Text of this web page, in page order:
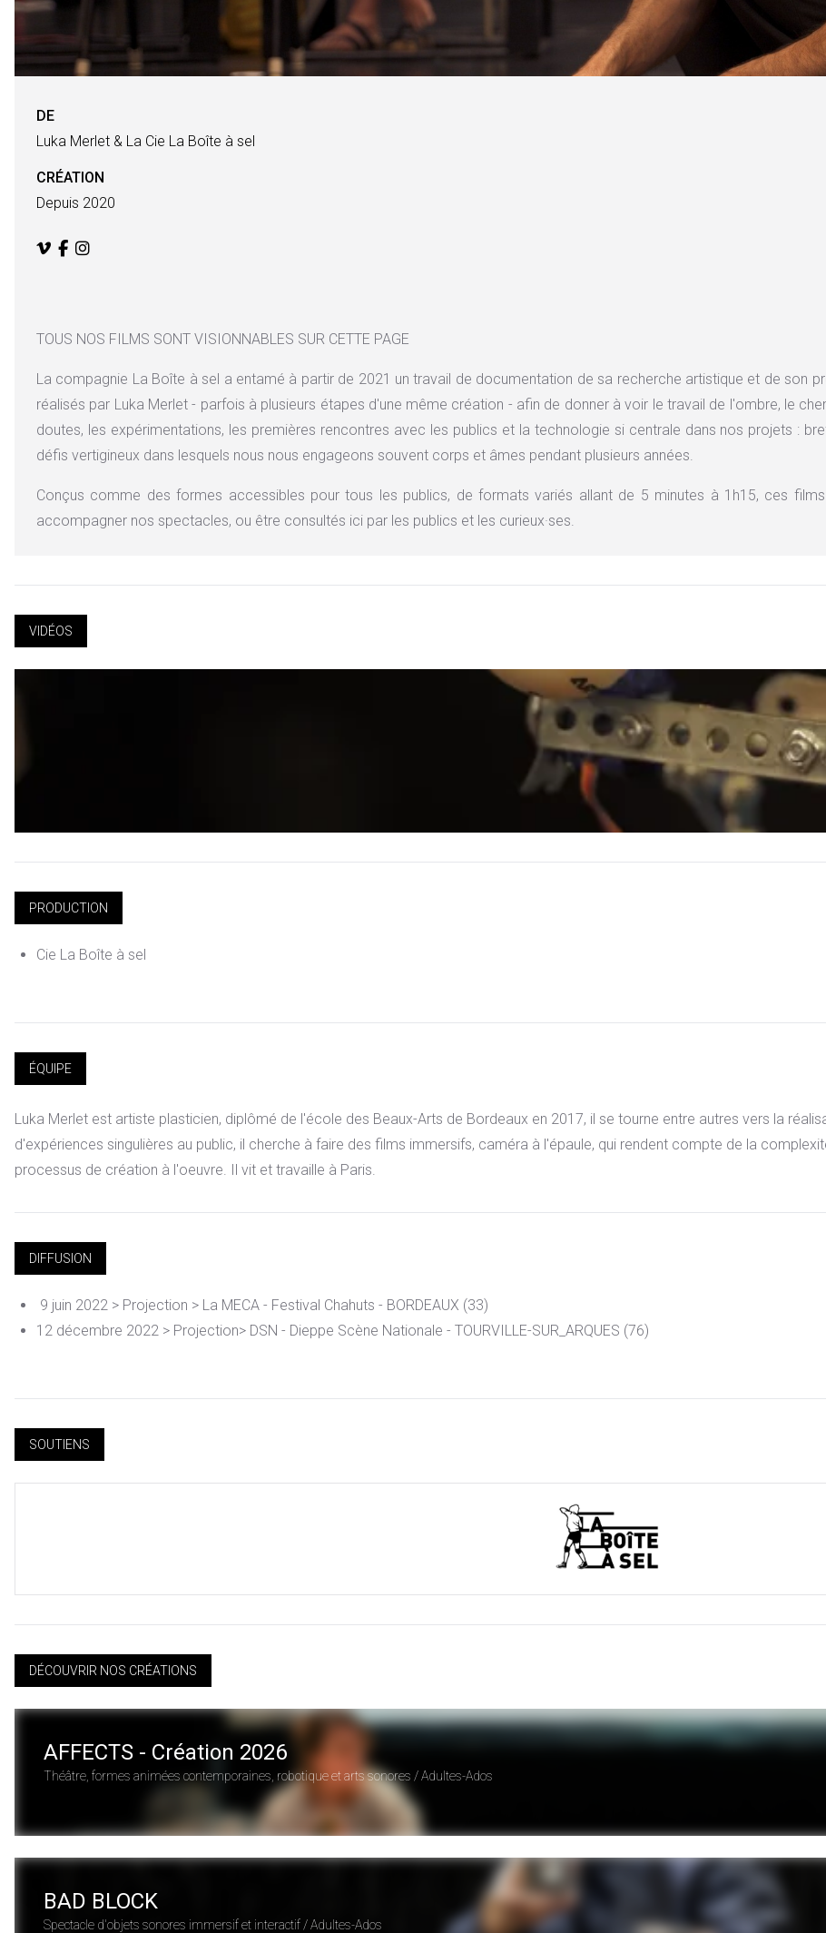
DE
Luka Merlet & La Cie La Boîte à sel
CRÉATION
Depuis 2020
TOUS NOS FILMS SONT VISIONNABLES SUR CETTE PAGE
La compagnie La Boîte à sel a entamé à partir de 2021 un travail de documentation de sa recherche artistique et de son
réalisés par Luka Merlet - parfois à plusieurs étapes d'une même création - afin de donner à voir le travail de l'ombre, le
doutes, les expérimentations, les premières rencontres avec les publics et la technologie si centrale dans nos projets :
défis vertigineux dans lesquels nous nous engageons souvent corps et âmes pendant plusieurs années.
Conçus comme des formes accessibles pour tous les publics, de formats variés allant de 5 minutes à 1h15, ces
accompagner nos spectacles, ou être consultés ici par les publics et les curieux·ses.
VIDÉOS
PRODUCTION
Cie La Boîte à sel
ÉQUIPE
Luka Merlet est artiste plasticien, diplômé de l'école des Beaux-Arts de Bordeaux en 2017, il se tourne entre autres vers la
d'expériences singulières au public, il cherche à faire des films immersifs, caméra à l'épaule, qui rendent compte de la
processus de création à l'oeuvre. Il vit et travaille à Paris.
DIFFUSION
9 juin 2022 > Projection > La MECA - Festival Chahuts - BORDEAUX (33)
12 décembre 2022 > Projection> DSN - Dieppe Scène Nationale - TOURVILLE-SUR_ARQUES (76)
SOUTIENS
DÉCOUVRIR NOS CRÉATIONS
AFFECTS - Création 2026
Théâtre, formes animées contemporaines, robotique et arts sonores / Adultes-Ados
BAD BLOCK
Spectacle d'objets sonores immersif et interactif / Adultes-Ados